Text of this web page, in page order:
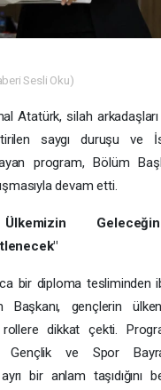
Sesli Oku)
Atatürk, silah
saygı duruşu ve
program, Bölüm
devam etti.
bir diploma tesliminden
Başkanı, gençlerin
dikkat çekti.
Gençlik ve Spor
bir anlam taşıdığını